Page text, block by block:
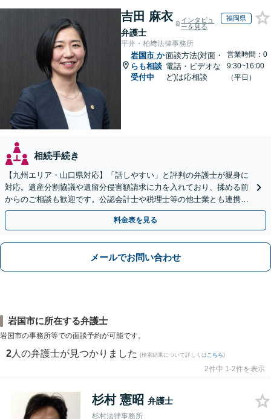
吉田 麻衣
弁護士
インタビュ
ーを見る
福岡県
平井・柏﨑法律事務所
岩国市 か
らも相談
受付中
面談方法(対面・
電話・ビデオな
ど)は応相談
営業時間：0
9:30~16:00
（平日）
相続手続き
【九州エリア・山口県対応】「話しやすい」と評判の弁護士が親身に
対応。遺産分割協議や遺留分侵害額請求に力を入れており、揉める前
からのご相談も歓迎です。公認会計士や税理士等の他士業とも連携
し、円満な解決を全力でサポートいたします。
料金表を見る
メールでお問い合わせ
岩国市に所在する弁護士
岩国市の事務所等での面談予約が可能です。
2 人の弁護士が見つかりました (検索結果について詳しくは こちら)
2件中 1-2件を表示
杉村 憲昭 弁護士
杉村法律事務所